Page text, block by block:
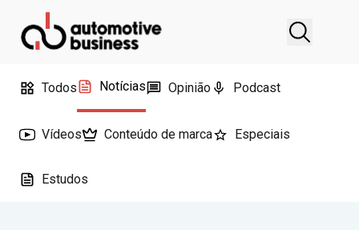
Todos Notícias Opinião Podcast
Vídeos Conteúdo de marca Especiais
Estudos